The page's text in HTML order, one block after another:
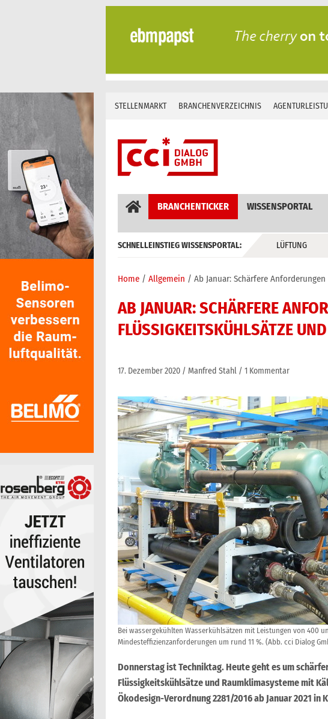
Skip
content
STELLENMARKT BRANCHENVERZEICHNIS
BRANCHENTICKER WISSENSPORTAL
SCHNELLEINSTIEG WISSENSPORTAL: LÜFTUNG
Home Allgemein Ab Januar: Schärfere
AB JANUAR: SCHÄRFERE
FLÜSSIGKEITSKÜHLSÄTZE
17. Dezember 2020 Manfred Stahl 1 Kommentar
Bei wassergekühlten Wasserkühlsätzen mit Leistungen von 400
Mindesteffizienzanforderungen um rund 11 %. (Abb. cci Dialog
Donnerstag ist Techniktag. Heute geht es um
Flüssigkeitskühlsätze und Raumklimasysteme mit
Ökodesign-Verordnung 2281/2016 ab Januar 2021 in